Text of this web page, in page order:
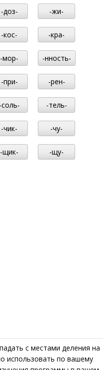
-доз- -жи-
-кос- -кра-
-мор- -нность-
-при- -рен-
-тель-
-чик- -чу-
-щик- -щу-
с местами деления на
использовать по вашему